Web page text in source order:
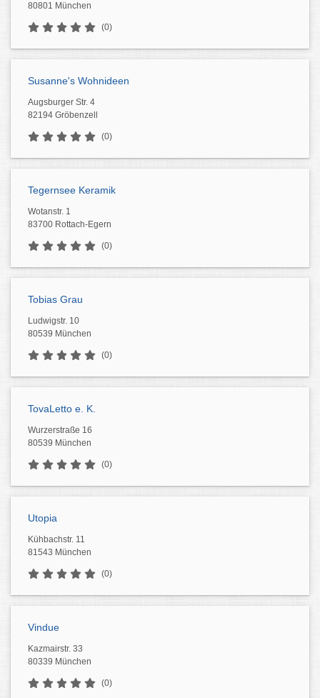
80801 München
(0)
Susanne's Wohnideen
Augsburger Str. 4
82194 Gröbenzell
(0)
Tegernsee Keramik
Wotanstr. 1
83700 Rottach-Egern
(0)
Tobias Grau
Ludwigstr. 10
80539 München
(0)
TovaLetto e. K.
Wurzerstraße 16
80539 München
(0)
Utopia
Kühbachstr. 11
81543 München
(0)
Vindue
Kazmairstr. 33
80339 München
(0)